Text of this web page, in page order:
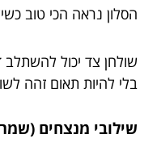
הסלון נראה הכי טוב
שולחן צד יכול להשתלב
בלי להיות תאום זהה
שילובי מנצחים